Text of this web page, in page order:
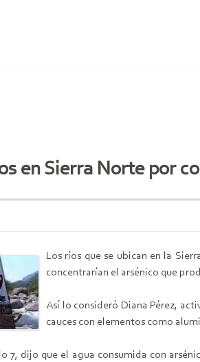
en Sierra Norte por
Los ríos que se ubican en la
concentrarían el arsénico que
Así lo consideró Diana Pérez,
cauces con elementos como
7, dijo que el agua consumida con